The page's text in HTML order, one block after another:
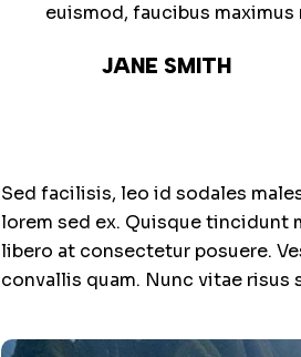
euismod, faucibus
JANE SMITH
Sed facilisis, leo id sodales
lorem sed ex. Quisque tincidunt
libero at consectetur posuere.
convallis quam. Nunc vitae